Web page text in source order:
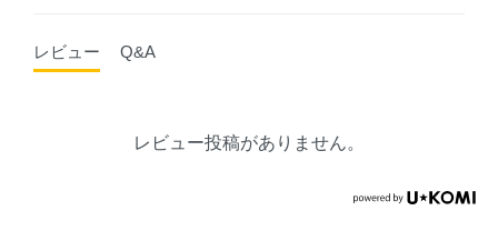
レビュー Q&A
レビュー投稿がありません。